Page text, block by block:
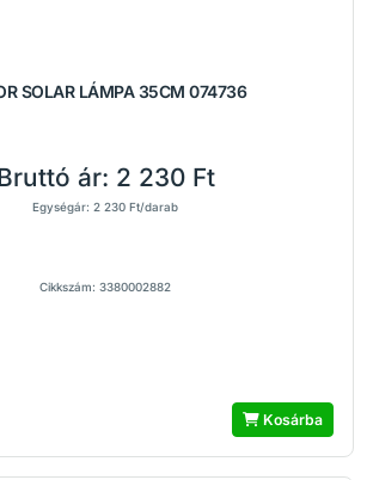
SOLAR LÁMPA 35CM 074736
ár: 2 230 Ft
Egységár: 2 230 Ft/darab
Cikkszám: 3380002882
Kosárba